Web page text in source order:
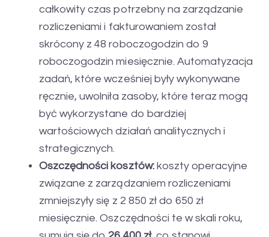
całkowity czas potrzebny na zarządzanie
rozliczeniami i fakturowaniem został
skrócony z 48 roboczogodzin do 9
roboczogodzin miesięcznie. Automatyzacja
zadań, które wcześniej były wykonywane
ręcznie, uwolniła zasoby, które teraz mogą
być wykorzystane do bardziej
wartościowych działań analitycznych i
strategicznych.
Oszczędności kosztów:koszty operacyjne
związane z zarządzaniem rozliczeniami
zmniejszyły się z 2 850 zł do 650 zł
miesięcznie. Oszczędności te w skali roku,